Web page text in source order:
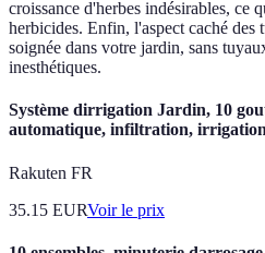
croissance d'herbes indésirables, ce
herbicides. Enfin, l'aspect caché des
soignée dans votre jardin, sans
inesthétiques.
Système dirrigation Jardin, 10
automatique, infiltration,
Rakuten FR
35.15 EURVoir le prix